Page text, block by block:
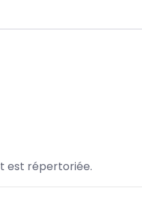
est répertoriée.